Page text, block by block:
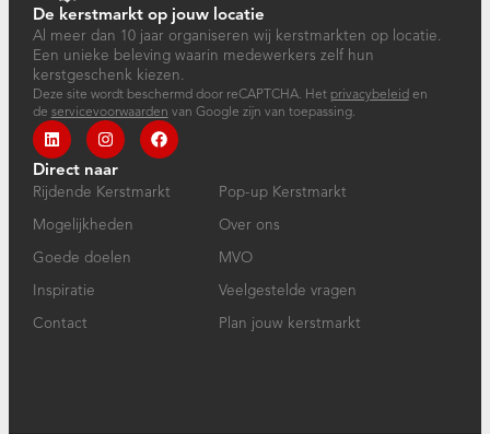
De kerstmarkt op jouw locatie
Al meer dan 10 jaar organiseren wij kerstmarkten op locatie.
Een unieke beleving waarin medewerkers zelf hun
kerstgeschenk kiezen.
Deze site wordt beschermd door reCAPTCHA. Het privacybeleiden
de servicevoorwaarden van Google zijn van toepassing.
Direct naar
Rijdende Kerstmarkt
Pop-up Kerstmarkt
Mogelijkheden
Over ons
Goede doelen
MVO
Inspiratie
Veelgestelde vragen
Contact
Plan jouw kerstmarkt